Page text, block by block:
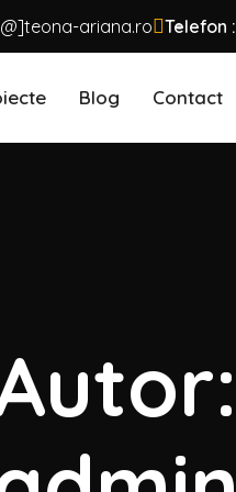
ariana.ro Telefon :
Blog Contact